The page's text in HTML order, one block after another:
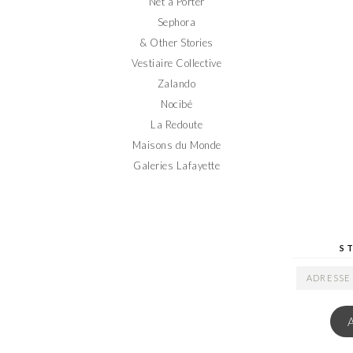
Sephora
& Other Stories
Vestiaire Collective
Zalando
Nocibé
La Redoute
Maisons du Monde
Galeries Lafayette
ADRESSE